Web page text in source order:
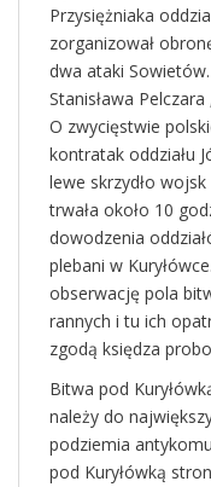
Przysiężniaka
zorganizował
dwa ataki
Stanisława
O zwycięstwie
kontratak oddziału
lewe skrzydło
trwała około 10
dowodzenia
plebani w
obserwację pola
rannych i tu ich
zgodą księdza
Bitwa pod
należy do
podziemia
pod Kuryłówką